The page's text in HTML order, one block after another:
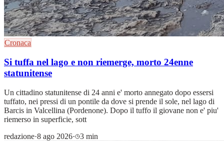
Cronaca
Si tuffa nel lago e non riemerge, morto 24enne
statunitense
Un cittadino statunitense di 24 anni e' morto annegato dopo essersi
tuffato, nei pressi di un pontile da dove si prende il sole, nel lago di
Barcis in Valcellina (Pordenone). Dopo il tuffo il giovane non e' piu'
riemerso in superficie, sott
redazione·8 ago 2026· 3 min